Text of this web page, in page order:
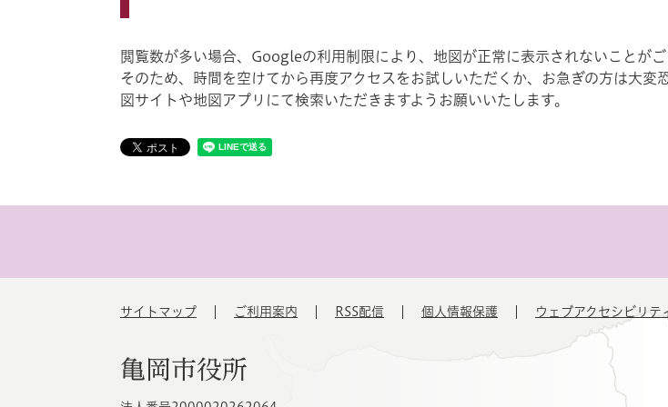
閲覧数が多い場合、Googleの利用制限により、地図が正常に表示されないことがご
そのため、時間を空けてから再度アクセスをお試しいただくか、お急ぎの方は大変
図サイトや地図アプリにて検索いただきますようお願いいたします。
サイトマップ ご利用案内 RSS配信 個人情報保護 ウェブアクセシビリテ
亀岡市役所